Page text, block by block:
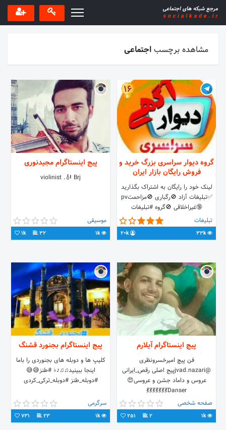
مشاهده برچسباجتماعی
16
گروه دیوار سراسری بزرگ خرید و
فروش رایگان بازار ایران
لینک خود را رایگان به اشتراک بگذارید
✅تبلیغات آزاد 🚫رگباری 🚫مزاحمتpv
🔞غیراخلاقی 🚫گروه #تبلیغات
آزاد=ریموو 50نفر اد کنی پستت✅4
ساعت سنجاق میشه
لینک🔻https://t.me/+FxqsCjA8rGZmM2U0
تبلیغات
33k
20k
پیج اینستاگرام مجیدنوری
violinist .🎻 Brj
موسیقی
1k
32
1k
پیج اینستاگرام آیلارم
فن پیچ امیرخسرونظری
@jvad.nazariپیج اصلی رقص_ایرانی
عروس و داماد جشن و عروسی😍
Danser💃💃💃💃💃💃💃
صفحه شخصی
1k
2
251
پیج اینستاگرام بجنورد قشنگ
کلیپ ها و دوبله های بجنوردی را باما
اینجا ببینید♫♫♪♭ #طنز😅😅
#دوبله_طنز #دوبله_ترکی_کردی
سرگرمی
1k
23
731